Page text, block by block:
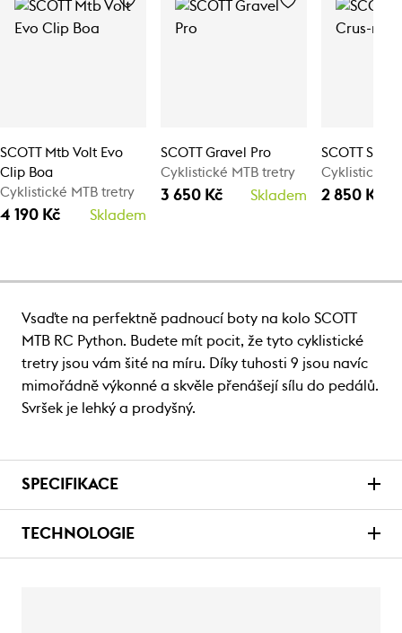
SCOTT Mtb Volt Evo
Clip Boa
Cyklistické MTB tretry
4 190 Kč Skladem
SCOTT Gravel Pro
Cyklistické MTB tretry
3 650 Kč Skladem
SCOTT
Cyklistické
2 850 Kč
Vsaďte na perfektně padnoucí boty na kolo SCOTT
MTB RC Python. Budete mít pocit, že tyto cyklistické
tretry jsou vám šité na míru. Díky tuhosti 9 jsou navíc
mimořádně výkonné a skvěle přenášejí sílu do pedálů.
Svršek je lehký a prodyšný.
SPECIFIKACE
TECHNOLOGIE